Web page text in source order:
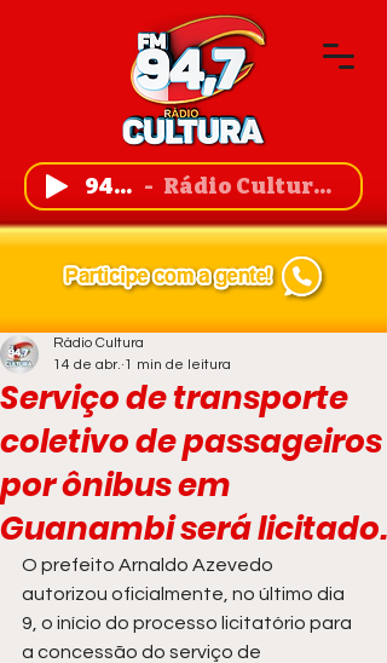
94,7 FM Rádio Cultura de Guanambi
Serviço de transporte
coletivo de passageiros
por ônibus em
Guanambi será licitado.
Rádio Cultura
14 de abr. 1 min de leitura
O prefeito Arnaldo Azevedo
autorizou oficialmente, no último dia
9, o início do processo licitatório para
a concessão do serviço de